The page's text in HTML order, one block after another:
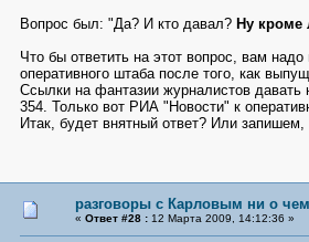
Вопрос был: "Да? И кто давал? Ну кроме
Что бы ответить на этот вопрос, вам
оперативного штаба после того, как
Ссылки на фантазии журналистов
354. Только вот РИА "Новости" к
Итак, будет внятный ответ? Или
разговоры с Карловым ни о
« Ответ #28 :12 Марта 2009, 14:12:36 »